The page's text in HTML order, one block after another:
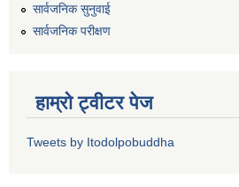
सार्वजनिक सुनुवाई
सार्वजनिक परीक्षण
हाम्रो ट्वीटर पेज
Tweets by Itodolpobuddha